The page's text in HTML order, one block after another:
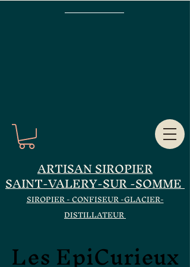
ARTISAN SIROPIER
SAINT-VALERY-SUR -SOMME
SIROPIER - CONFISEUR -GLACIER-
DISTILLATEUR
Les EpiCurieux
Les EpiCurieux